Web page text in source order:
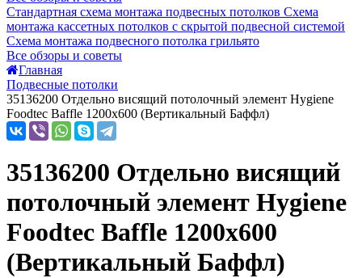
Стандартная схема монтажа подвесных потолков Схема
монтажа кассетных потолков с скрытой подвесной системой
Схема монтажа подвесного потолка грильято
Все обзоры и советы
Главная
Подвесные потолки
35136200 Отдельно висящий потолочный элемент Hygiene
Foodtec Baffle 1200х600 (Вертикальный Баффл)
35136200 Отдельно висящий
потолочный элемент Hygiene
Foodtec Baffle 1200х600
(Вертикальный Баффл)